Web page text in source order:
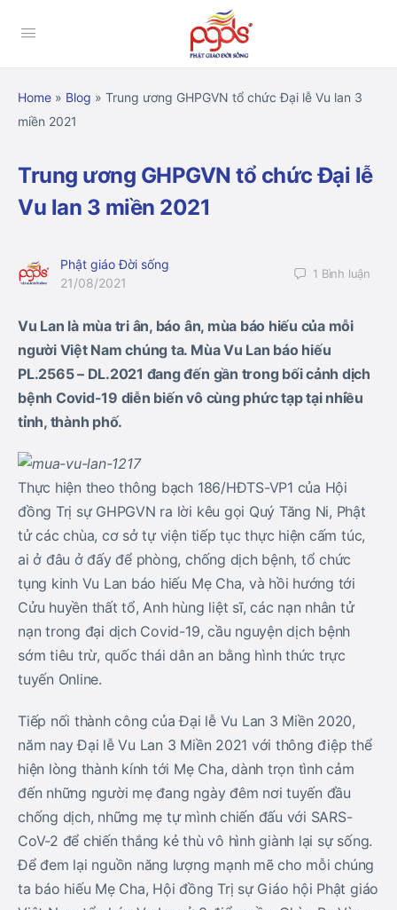
Home » Blog » Trung ương GHPGVN tổ chức Đại lễ Vu lan 3
miền 2021
Trung ương GHPGVN tổ chức Đại lễ
Vu lan 3 miền 2021
Phật giáo Đời sống
21/08/2021
1 Bình luận
Vu Lan là mùa tri ân, báo ân, mùa báo hiếu của mỗi
người Việt Nam chúng ta. Mùa Vu Lan báo hiếu
PL.2565 – DL.2021 đang đến gần trong bối cảnh dịch
bệnh Covid-19 diễn biến vô cùng phức tạp tại nhiều
tỉnh, thành phố.
Thực hiện theo thông bạch 186/HĐTS-VP1 của Hội
đồng Trị sự GHPGVN ra lời kêu gọi Quý Tăng Ni, Phật
tử các chùa, cơ sở tự viện tiếp tục thực hiện cấm túc,
ai ở đâu ở đấy để phòng, chống dịch bệnh, tổ chức
tụng kinh Vu Lan báo hiếu Mẹ Cha, và hồi hướng tới
Cửu huyền thất tổ, Anh hùng liệt sĩ, các nạn nhân tử
nạn trong đại dịch Covid-19, cầu nguyện dịch bệnh
sớm tiêu trừ, quốc thái dân an bằng hình thức trực
tuyến Online.
Tiếp nối thành công của Đại lễ Vu Lan 3 Miền 2020,
năm nay Đại lễ Vu Lan 3 Miền 2021 với thông điệp thể
hiện lòng thành kính tới Mẹ Cha, dành trọn tình cảm
đến những người mẹ đang ngày đêm nơi tuyến đầu
chống dịch, những mẹ tự mình chiến đấu với SARS-
CoV-2 để chiến thắng kẻ thù vô hình giành lại sự sống.
Để đem lại nguồn năng lượng mạnh mẽ cho mỗi chúng
ta báo hiếu Mẹ Cha, Hội đồng Trị sự Giáo hội Phật giáo